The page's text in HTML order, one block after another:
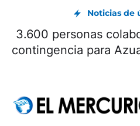
Noticias de
3.600 personas
contingencia para